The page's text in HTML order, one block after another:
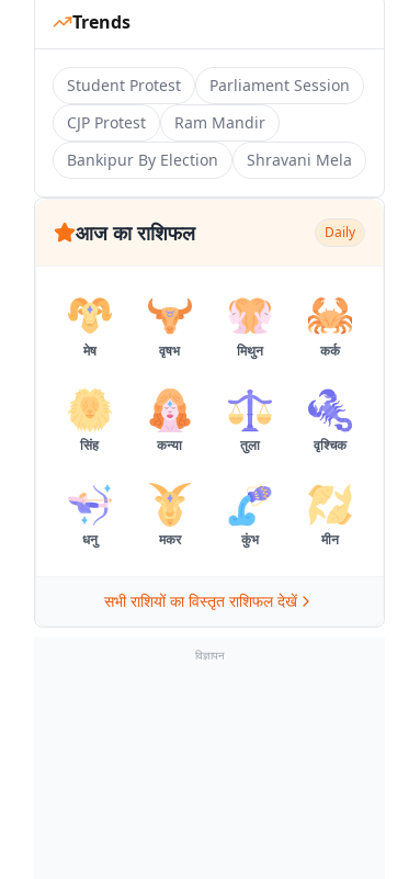
Trends
Student Protest
Parliament Session
CJP Protest
Ram Mandir
Bankipur By Election
Shravani Mela
आज का राशिफल Daily
मेष वृषभ मिथुन कर्क
सिंह कन्या तुला वृश्चिक
धनु मकर कुंभ मीन
सभी राशियों का विस्तृत राशिफल देखें
विज्ञापन